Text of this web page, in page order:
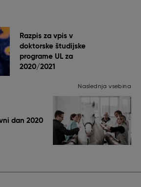
Razpis za vpis v
doktorske študijske
programe UL za
2020/2021
Naslednja vsebina
dan 2020